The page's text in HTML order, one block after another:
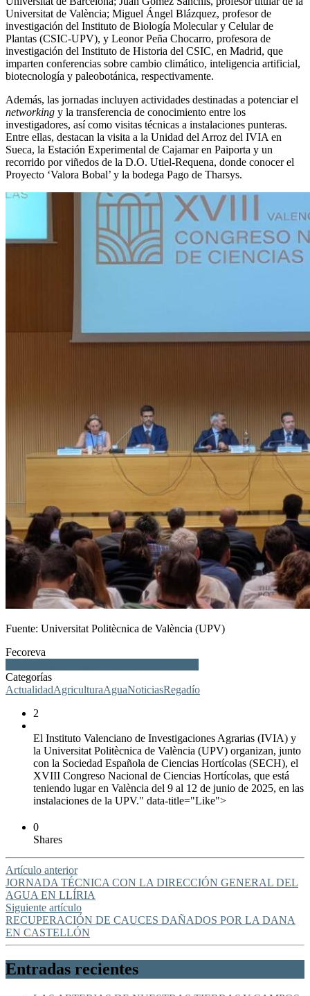
Universitat de València; Miguel Ángel Blázquez, profesor de
investigación del Instituto de Biología Molecular y Celular de
Plantas (CSIC-UPV), y Leonor Peña Chocarro, profesora de
investigación del Instituto de Historia del CSIC, en Madrid, que
imparten conferencias sobre cambio climático, inteligencia artificial,
biotecnología y paleobotánica, respectivamente.
Además, las jornadas incluyen actividades destinadas a potenciar el
networking y la transferencia de conocimiento entre los
investigadores, así como visitas técnicas a instalaciones punteras.
Entre ellas, destacan la visita a la Unidad del Arroz del IVIA en
Sueca, la Estación Experimental de Cajamar en Paiporta y un
recorrido por viñedos de la D.O. Utiel-Requena, donde conocer el
Proyecto ‘Valora Bobal’ y la bodega Pago de Tharsys.
Fuente: Universitat Politècnica de València (UPV)
Fecoreva
Categorías
ActualidadAgriculturaAguaNoticiasRegadío
2
El Instituto Valenciano de Investigaciones Agrarias (IVIA) y
la Universitat Politècnica de València (UPV) organizan, junto
con la Sociedad Española de Ciencias Hortícolas (SECH), el
XVIII Congreso Nacional de Ciencias Hortícolas, que está
teniendo lugar en València del 9 al 12 de junio de 2025, en las
instalaciones de la UPV." data-title="Like">
0
Shares
Artículo anterior
JORNADA TÉCNICA CON LA DIRECCIÓN GENERAL DEL
AGUA EN LLÍRIA
Siguiente artículo
RECUPERACIÓN DE CAUCES DAÑADOS POR LA DANA
EN CASTELLÓN
Entradas recientes